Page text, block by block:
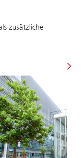
zusätzliche